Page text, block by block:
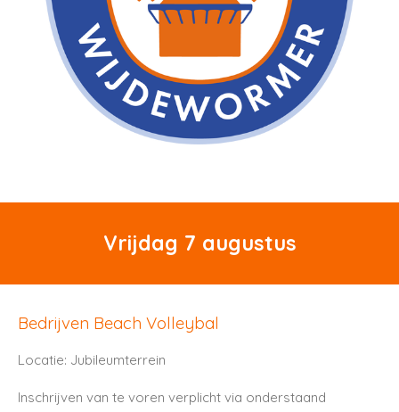
Vrijdag 7 augustus
Bedrijven Beach Volleybal
Locatie: Jubileumterrein
Inschrijven van te voren verplicht via onderstaand